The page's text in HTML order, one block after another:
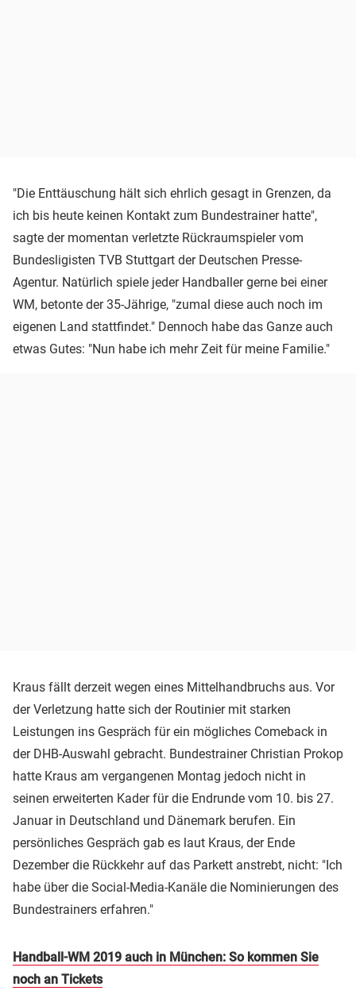
"Die Enttäuschung hält sich ehrlich gesagt in Grenzen, da
ich bis heute keinen Kontakt zum Bundestrainer hatte",
sagte der momentan verletzte Rückraumspieler vom
Bundesligisten TVB Stuttgart der Deutschen Presse-
Agentur. Natürlich spiele jeder Handballer gerne bei einer
WM, betonte der 35-Jährige, "zumal diese auch noch im
eigenen Land stattfindet." Dennoch habe das Ganze auch
etwas Gutes: "Nun habe ich mehr Zeit für meine Familie."
Kraus fällt derzeit wegen eines Mittelhandbruchs aus. Vor
der Verletzung hatte sich der Routinier mit starken
Leistungen ins Gespräch für ein mögliches Comeback in
der DHB-Auswahl gebracht. Bundestrainer Christian Prokop
hatte Kraus am vergangenen Montag jedoch nicht in
seinen erweiterten Kader für die Endrunde vom 10. bis 27.
Januar in Deutschland und Dänemark berufen. Ein
persönliches Gespräch gab es laut Kraus, der Ende
Dezember die Rückkehr auf das Parkett anstrebt, nicht: "Ich
habe über die Social-Media-Kanäle die Nominierungen des
Bundestrainers erfahren."
Handball-WM 2019 auch in München: So kommen Sie
noch an Tickets